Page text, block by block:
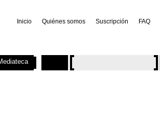
Inicio Quiénes somos Suscripción FAQ